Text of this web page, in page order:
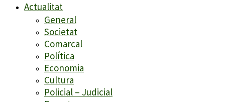
Actualitat
General
Societat
Comarcal
Política
Economia
Cultura
Policial – Judicial